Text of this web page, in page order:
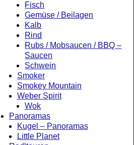
Fisch
Gemüse / Beilagen
Kalb
Rind
Rubs / Mobsaucen / BBQ –
Saucen
Schwein
Smoker
Smokey Mountain
Weber Spirit
Wok
Panoramas
Kugel – Panoramas
Little Planet